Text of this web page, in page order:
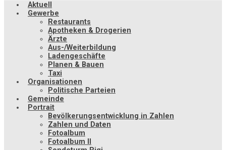
Aktuell
Gewerbe
Restaurants
Apotheken & Drogerien
Ärzte
Aus-/Weiterbildung
Ladengeschäfte
Planen & Bauen
Taxi
Organisationen
Politische Parteien
Gemeinde
Portrait
Bevölkerungsentwicklung in Zahlen
Zahlen und Daten
Fotoalbum
Fotoalbum II